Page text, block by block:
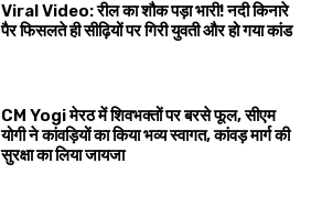
Viral Video: रील का शौक पड़ा भारी! नदी किनारे
पैर फिसलते ही सीढ़ियों पर गिरी युवती और हो गया कांड
CM Yogi मेरठ में शिवभक्तों पर बरसे फूल, सीएम
योगी ने कांवड़ियों का किया भव्य स्वागत, कांवड़ मार्ग की
सुरक्षा का लिया जायजा